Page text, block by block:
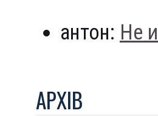
антон: Не
АРХIВ